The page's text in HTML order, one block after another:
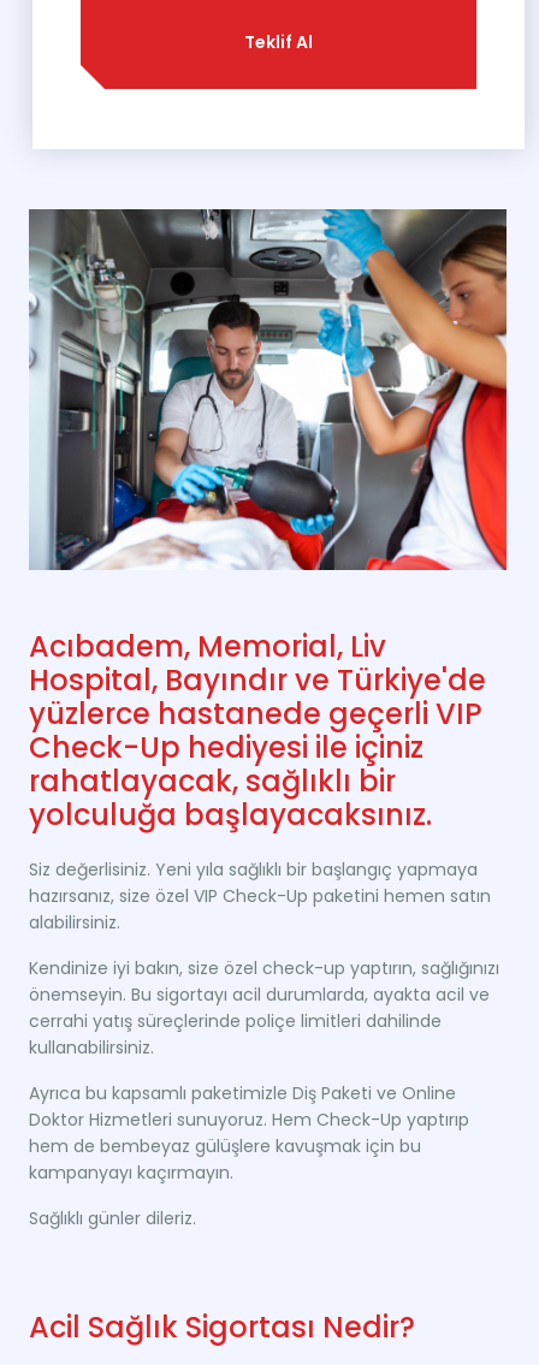
Acıbadem, Memorial, Liv
Hospital, Bayındır ve Türkiye'de
yüzlerce hastanede geçerli VIP
Check-Up hediyesi ile içiniz
rahatlayacak, sağlıklı bir
yolculuğa başlayacaksınız.
Siz değerlisiniz. Yeni yıla sağlıklı bir başlangıç yapmaya
hazırsanız, size özel VIP Check-Up paketini hemen satın
alabilirsiniz.
Kendinize iyi bakın, size özel check-up yaptırın, sağlığınızı
önemseyin. Bu sigortayı acil durumlarda, ayakta acil ve
cerrahi yatış süreçlerinde poliçe limitleri dahilinde
kullanabilirsiniz.
Ayrıca bu kapsamlı paketimizle Diş Paketi ve Online
Doktor Hizmetleri sunuyoruz. Hem Check-Up yaptırıp
hem de bembeyaz gülüşlere kavuşmak için bu
kampanyayı kaçırmayın.
Sağlıklı günler dileriz.
Acil Sağlık Sigortası Nedir?
Teklif Al